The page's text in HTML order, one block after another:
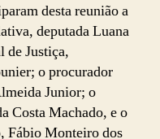
desta reunião a
deputada Luana
de Justiça,
o procurador
Junior; o
Costa Machado, e o
Fábio Monteiro dos